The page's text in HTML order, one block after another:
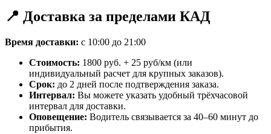
📍 Доставка за пределами КАД
Время доставки: с 10:00 до 21:00
Стоимость: 1800 руб. + 25 руб/км (или
индивидуальный расчет для крупных заказов).
Срок: до 2 дней после подтверждения заказа.
Интервал: Вы можете указать удобный трёхчасовой
интервал для доставки.
Оповещение: Водитель связывается за 40–60 минут до
прибытия.